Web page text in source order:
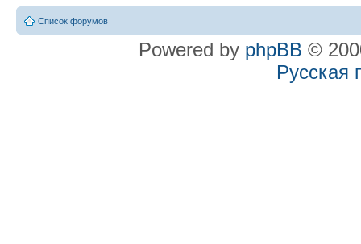
Список форумов
Powered by phpBB ©
Русская